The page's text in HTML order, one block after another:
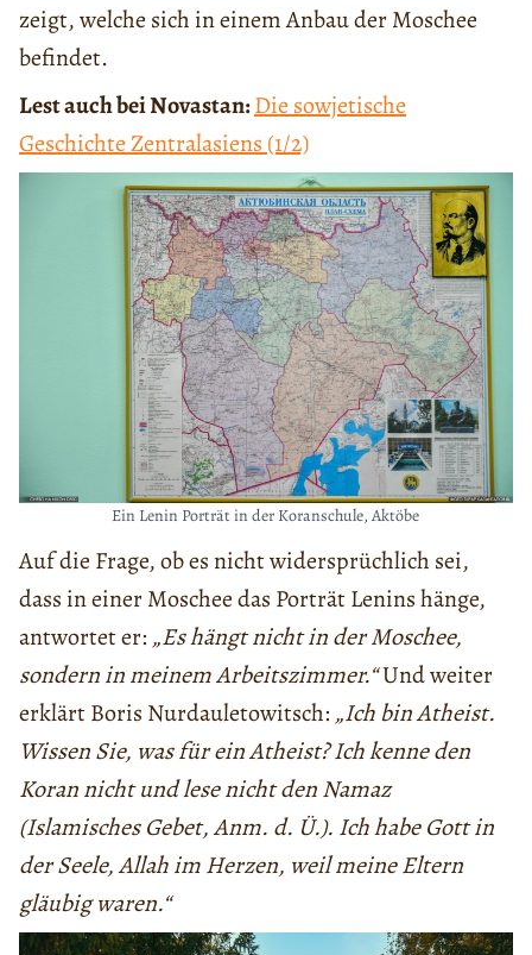
zeigt, welche sich in einem Anbau der Moschee
befindet.
Lest auch bei Novastan:Die sowjetische
Geschichte Zentralasiens (1/2)
Ein Lenin Porträt in der Koranschule, Aktöbe
Auf die Frage, ob es nicht widersprüchlich sei,
dass in einer Moschee das Porträt Lenins hänge,
antwortet er: „Es hängt nicht in der Moschee,
sondern in meinem Arbeitszimmer.“Und weiter
erklärt Boris Nurdauletowitsch: „Ich bin Atheist.
Wissen Sie, was für ein Atheist? Ich kenne den
Koran nicht und lese nicht den Namaz
(Islamisches Gebet, Anm. d. Ü.). Ich habe Gott in
der Seele, Allah im Herzen, weil meine Eltern
gläubig waren.“